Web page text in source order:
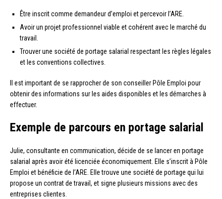
Être inscrit comme demandeur d’emploi et percevoir l’ARE.
Avoir un projet professionnel viable et cohérent avec le marché du
travail.
Trouver une société de portage salarial respectant les règles légales
et les conventions collectives.
Il est important de se rapprocher de son conseiller Pôle Emploi pour
obtenir des informations sur les aides disponibles et les démarches à
effectuer.
Exemple de parcours en portage salarial
Julie, consultante en communication, décide de se lancer en portage
salarial après avoir été licenciée économiquement. Elle s’inscrit à Pôle
Emploi et bénéficie de l’ARE. Elle trouve une société de portage qui lui
propose un contrat de travail, et signe plusieurs missions avec des
entreprises clientes.